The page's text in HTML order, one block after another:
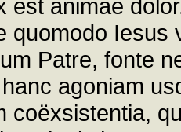
est animae
quomodo
Patre, fonte
agoniam
coëxsistentia,